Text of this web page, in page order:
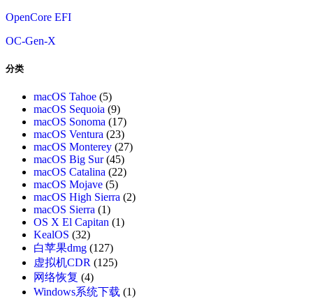
OpenCore EFI
OC-Gen-X
分类
macOS Tahoe (5)
macOS Sequoia (9)
macOS Sonoma (17)
macOS Ventura (23)
macOS Monterey (27)
macOS Big Sur(45)
macOS Catalina (22)
macOS Mojave (5)
macOS High Sierra (2)
macOS Sierra (1)
OS X El Capitan (1)
KealOS (32)
白苹果dmg (127)
虚拟机CDR (125)
网络恢复 (4)
Windows系统下载 (1)